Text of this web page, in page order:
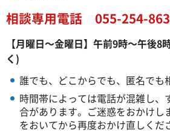
相談専用電話 055-254-
【月曜日～金曜日】午前9時～午後8
く)
誰でも、どこからでも、匿名でも
時間帯によっては電話が混雑し、
合があります。ご迷惑をおかけし
をおいてから再度おかけ直しくだ